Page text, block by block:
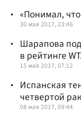
«Понимал,
30 мая 2017, 23:46
Шарапова
в рейтинге
15 мая 2017, 07:12
Испанская
четвертой
08 мая 2017, 09:44